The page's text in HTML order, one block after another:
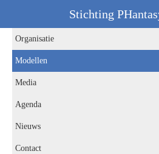
Stichting
Organisatie
Modellen
Media
Agenda
Nieuws
Contact